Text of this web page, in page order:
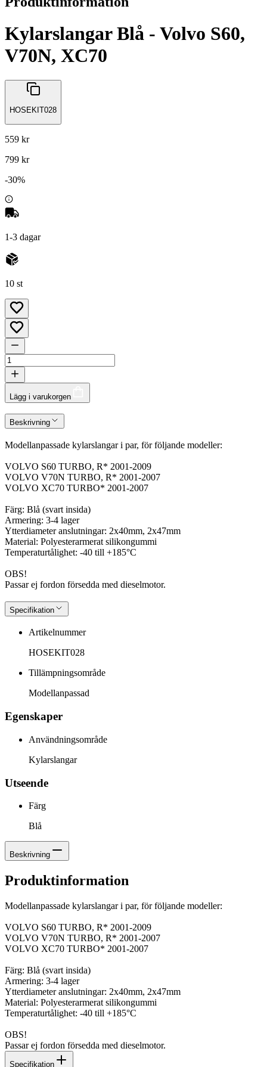
Kylarslangar Blå - Volvo S60,
V70N, XC70
HOSEKIT028
559 kr
799 kr
-30%
1-3 dagar
10 st
Lägg i varukorgen
Beskrivning
Modellanpassade kylarslangar i par, för följande modeller:
VOLVO S60 TURBO, R* 2001-2009
VOLVO V70N TURBO, R* 2001-2007
VOLVO XC70 TURBO* 2001-2007
Färg: Blå (svart insida)
Armering: 3-4 lager
Ytterdiameter anslutningar: 2x40mm, 2x47mm
Material: Polyesterarmerat silikongummi
Temperaturtålighet: -40 till +185°C
OBS!
Passar ej fordon försedda med dieselmotor.
Specifikation
Artikelnummer
HOSEKIT028
Tillämpningsområde
Modellanpassad
Egenskaper
Användningsområde
Kylarslangar
Utseende
Färg
Blå
Beskrivning
Produktinformation
Modellanpassade kylarslangar i par, för följande modeller:
VOLVO S60 TURBO, R* 2001-2009
VOLVO V70N TURBO, R* 2001-2007
VOLVO XC70 TURBO* 2001-2007
Färg: Blå (svart insida)
Armering: 3-4 lager
Ytterdiameter anslutningar: 2x40mm, 2x47mm
Material: Polyesterarmerat silikongummi
Temperaturtålighet: -40 till +185°C
OBS!
Passar ej fordon försedda med dieselmotor.
Specifikation